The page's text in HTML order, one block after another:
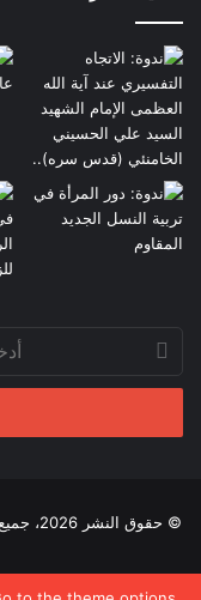
بريدك
الإلكتروني
© حقوق النشر 2026، جميع الحقوق محفوظة |